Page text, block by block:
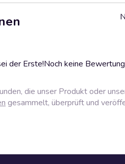
der Erste!Noch keine
die unser Produkt oder
gesammelt, überprüft und